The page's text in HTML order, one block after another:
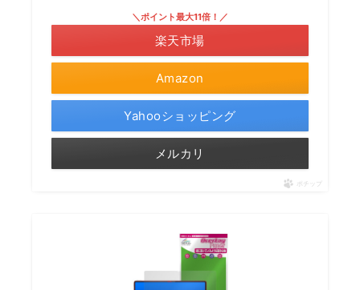
Amazon
＼ポイント最大11倍！／
楽天市場
Yahooショッピング
メルカリ
ポチップ